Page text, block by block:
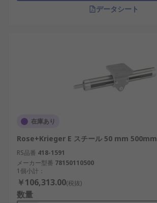
データシート
在庫あり
Rose+Krieger E スチール 50 mm 500mm
RS品番 418-1591
メーカー型番 78150110500
1個小計：
￥106,313.00(税抜)
数量